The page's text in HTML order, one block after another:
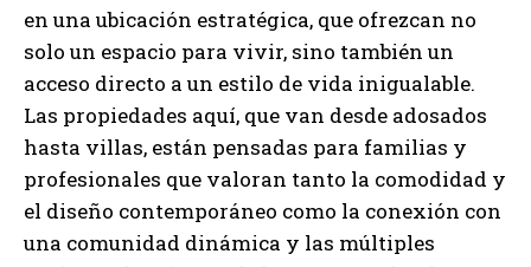
en una ubicación estratégica, que ofrezcan no
solo un espacio para vivir, sino también un
acceso directo a un estilo de vida inigualable.
Las propiedades aquí, que van desde adosados
hasta villas, están pensadas para familias y
profesionales que valoran tanto la comodidad y
el diseño contemporáneo como la conexión con
una comunidad dinámica y las múltiples